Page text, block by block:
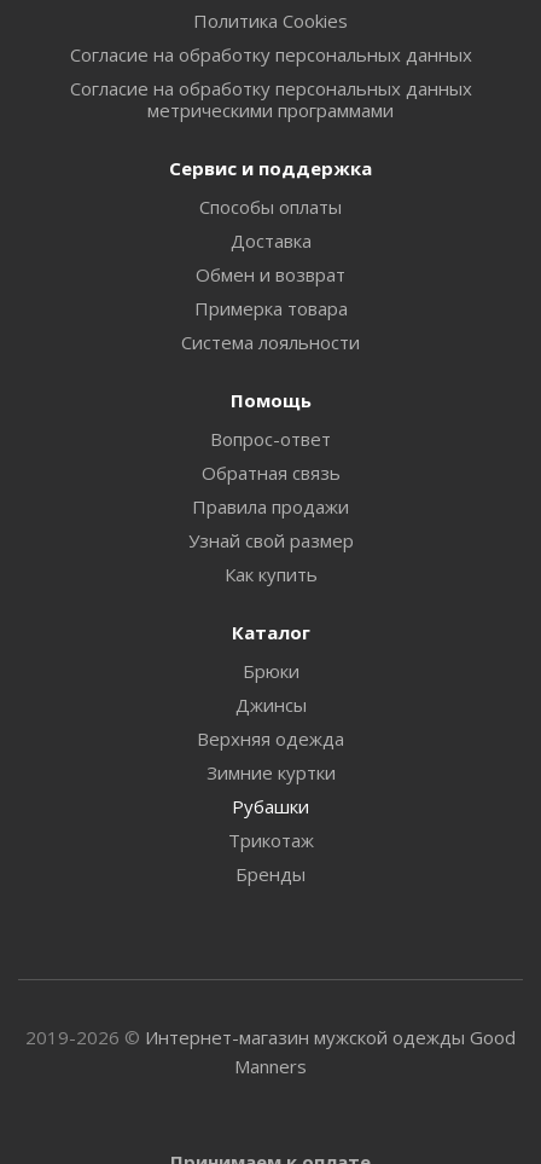
Политика Cookies
Согласие на обработку персональных данных
Согласие на обработку персональных данных
метрическими программами
Сервис и поддержка
Способы оплаты
Доставка
Обмен и возврат
Примерка товара
Система лояльности
Помощь
Вопрос-ответ
Обратная связь
Правила продажи
Узнай свой размер
Как купить
Каталог
Брюки
Джинсы
Верхняя одежда
Зимние куртки
Рубашки
Трикотаж
Бренды
2019-2026 © Интернет-магазин мужской одежды Good
Manners